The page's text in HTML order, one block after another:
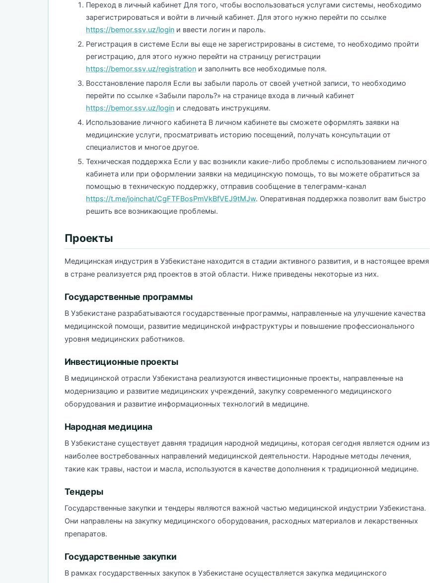
Переход в личный кабинет Для того, чтобы воспользоваться услугами системы, необходимо
зарегистрироваться и войти в личный кабинет. Для этого нужно перейти по ссылке
https://bemor.ssv.uz/login и ввести логин и пароль.
Регистрация в системе Если вы еще не зарегистрированы в системе, то необходимо пройти
регистрацию, для этого нужно перейти на страницу регистрации
https://bemor.ssv.uz/registration и заполнить все необходимые поля.
Восстановление пароля Если вы забыли пароль от своей учетной записи, то необходимо
перейти по ссылке «Забыли пароль?» на странице входа в личный кабинет
https://bemor.ssv.uz/login и следовать инструкциям.
Использование личного кабинета В личном кабинете вы сможете оформлять заявки на
медицинские услуги, просматривать историю посещений, получать консультации от
специалистов и многое другое.
Техническая поддержка Если у вас возникли какие-либо проблемы с использованием личного
кабинета или при оформлении заявки на медицинскую помощь, то вы можете обратиться за
помощью в техническую поддержку, отправив сообщение в телеграмм-канал
https://t.me/joinchat/CgFTFBosPmVkBfVEJ9tMJw. Оперативная поддержка позволит вам быстро
решить все возникающие проблемы.
Проекты
Медицинская индустрия в Узбекистане находится в стадии активного развития, и в настоящее время
в стране реализуется ряд проектов в этой области. Ниже приведены некоторые из них.
Государственные программы
В Узбекистане разрабатываются государственные программы, направленные на улучшение качества
медицинской помощи, развитие медицинской инфраструктуры и повышение профессионального
уровня медицинских работников.
Инвестиционные проекты
В медицинской отрасли Узбекистана реализуются инвестиционные проекты, направленные на
модернизацию и развитие медицинских учреждений, закупку современного медицинского
оборудования и развитие информационных технологий в медицине.
Народная медицина
В Узбекистане существует давняя традиция народной медицины, которая сегодня является одним из
наиболее востребованных направлений медицинской деятельности. Народные методы лечения,
такие как травы, настои и масла, используются в качестве дополнения к традиционной медицине.
Тендеры
Государственные закупки и тендеры являются важной частью медицинской индустрии Узбекистана.
Они направлены на закупку медицинского оборудования, расходных материалов и лекарственных
препаратов.
Государственные закупки
В рамках государственных закупок в Узбекистане осуществляется закупка медицинского